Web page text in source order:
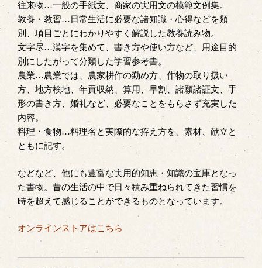
往来物…一般の手紙文、商家の実用文の模範文例集。
教養・教習…日常生活に必要な諸知識・心得などを類
別、項目ごとにわかりやすく解説した教養読み物。
文字尽…漢字を集めて、書き方や使い方など、用途目的
別にしたがって分類した学習参考書。
農業…農業では、農家耕作の勤め方、作物の取り扱い
方、地方検地、年貢収納、算用、早割、諸願諸証文、手
形の書き方、婚礼など、必要なことをもらさず充実した
内容。
料理・食物…料理名と実際的な拵え方を、素材、献立と
ともに記す。
などなど、他にも豊富な実用的知恵・知識の宝庫となっ
た書物。昔の生活の中で日々積み重ねられてきた習慣を
時を超えて感じることができるものとなっています。
オンラインストアはこちら